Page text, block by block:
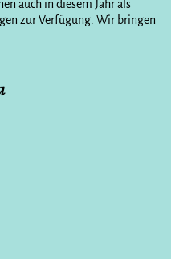
auch in diesem Jahr als
zur Verfügung. Wir bringen